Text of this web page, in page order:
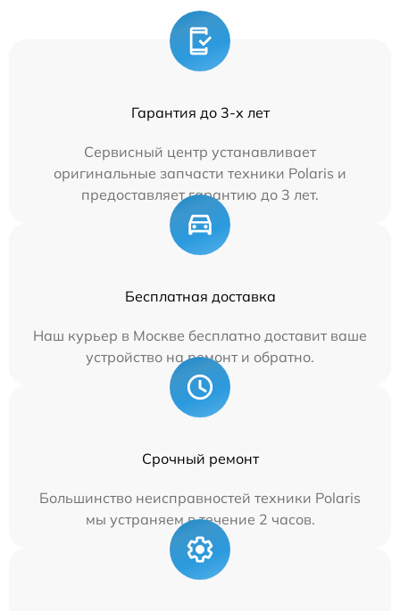
Гарантия до 3-х лет
Сервисный центр устанавливает
оригинальные запчасти техники Polaris и
предоставляет гарантию до 3 лет.
Бесплатная доставка
Наш курьер в Москве бесплатно доставит ваше
устройство на ремонт и обратно.
Срочный ремонт
Большинство неисправностей техники Polaris
мы устраняем в течение 2 часов.